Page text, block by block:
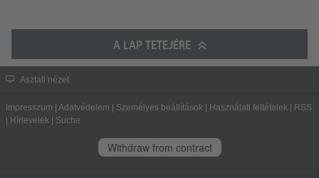
A LAP TETEJÉRE
Asztali nézet
Impresszum | Adatvédelem | Személyes beállítások | Használati feltételek | RSS
| Hírlevelek | Suche
Withdraw from contract